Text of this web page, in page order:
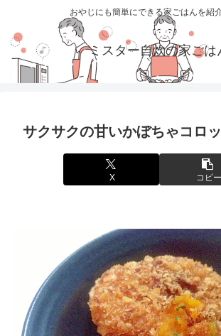
おやじにも簡単にできる家ごはんを紹
ミスター自炊の家ごは
サクサクの甘いかぼちゃコロ
X コピー